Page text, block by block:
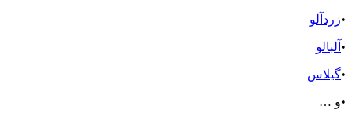
•زردآلو
• آلبالو
•گیلاس
•و …